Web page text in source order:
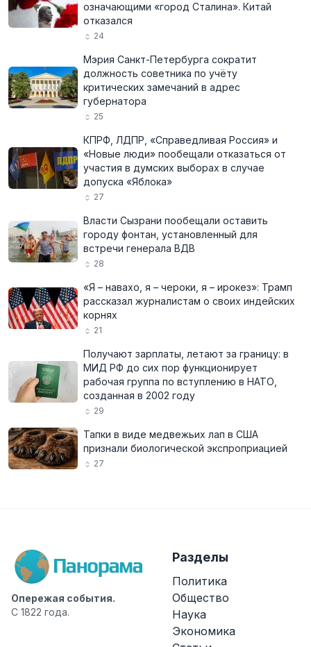
означающими «город Сталина». Китай
отказался
24
Мэрия Санкт-Петербурга сократит
должность советника по учёту
критических замечаний в адрес
губернатора
25
КПРФ, ЛДПР, «Справедливая Россия» и
«Новые люди» пообещали отказаться от
участия в думских выборах в случае
допуска «Яблока»
27
Власти Сызрани пообещали оставить
городу фонтан, установленный для
встречи генерала ВДВ
28
«Я – навахо, я – чероки, я – ирокез»: Трамп
рассказал журналистам о своих индейских
корнях
21
Получают зарплаты, летают за границу: в
МИД РФ до сих пор функционирует
рабочая группа по вступлению в НАТО,
созданная в 2002 году
29
Тапки в виде медвежьих лап в США
признали биологической экспроприацией
27
Опережая события.
С 1822 года.
Разделы
Политика
Общество
Наука
Экономика